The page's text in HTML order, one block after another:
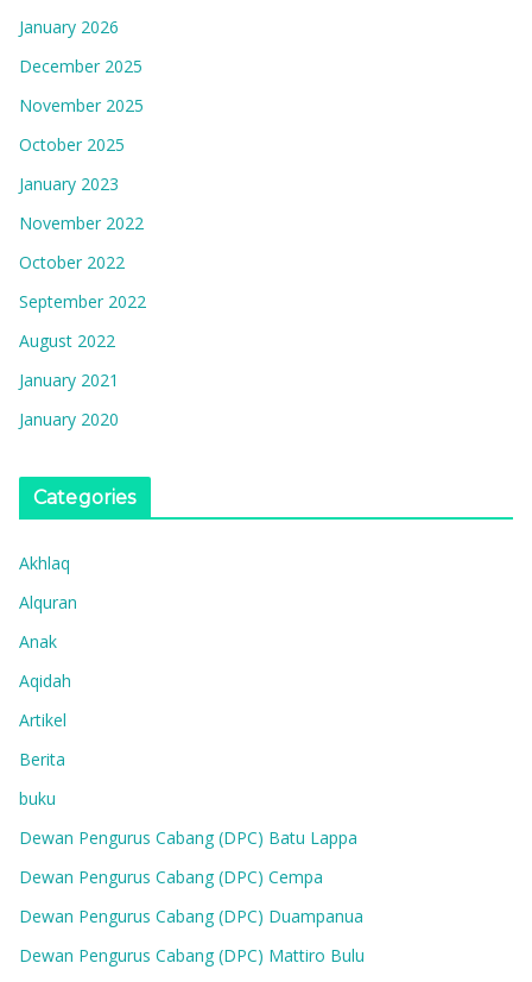
January 2026
December 2025
November 2025
October 2025
January 2023
November 2022
October 2022
September 2022
August 2022
January 2021
January 2020
Categories
Akhlaq
Alquran
Anak
Aqidah
Artikel
Berita
buku
Dewan Pengurus Cabang (DPC) Batu Lappa
Dewan Pengurus Cabang (DPC) Cempa
Dewan Pengurus Cabang (DPC) Duampanua
Dewan Pengurus Cabang (DPC) Mattiro Bulu